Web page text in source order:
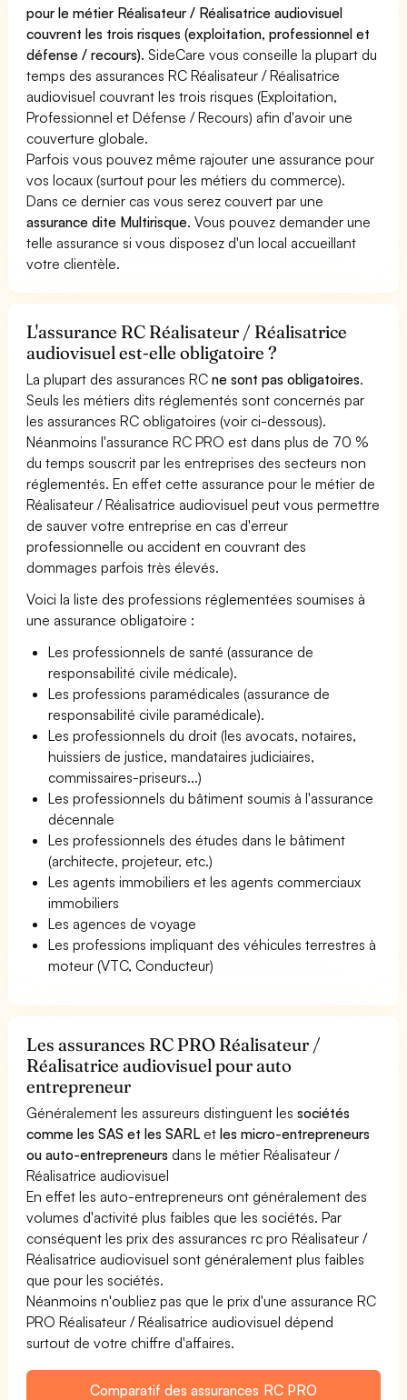
pour le métier Réalisateur / Réalisatrice audiovisuel
couvrent les trois risques (exploitation, professionnel et
défense / recours). SideCare vous conseille la plupart du
temps des assurances RC Réalisateur / Réalisatrice
audiovisuel couvrant les trois risques (Exploitation,
Professionnel et Défense / Recours) afin d'avoir une
couverture globale.
Parfois vous pouvez même rajouter une assurance pour
vos locaux (surtout pour les métiers du commerce).
Dans ce dernier cas vous serez couvert par une
assurance dite Multirisque. Vous pouvez demander une
telle assurance si vous disposez d'un local accueillant
votre clientèle.
L'assurance RC Réalisateur / Réalisatrice
audiovisuel est-elle obligatoire ?
La plupart des assurances RCne sont pas obligatoires.
Seuls les métiers dits réglementés sont concernés par
les assurances RC obligatoires (voir ci-dessous).
Néanmoins l'assurance RC PRO est dans plus de 70 %
du temps souscrit par les entreprises des secteurs non
réglementés. En effet cette assurance pour le métier de
Réalisateur / Réalisatrice audiovisuel peut vous permettre
de sauver votre entreprise en cas d'erreur
professionnelle ou accident en couvrant des
dommages parfois très élevés.
Voici la liste des professions réglementées soumises à
une assurance obligatoire :
Les professionnels de santé (assurance de
responsabilité civile médicale).
Les professions paramédicales (assurance de
responsabilité civile paramédicale).
Les professionnels du droit (les avocats, notaires,
huissiers de justice, mandataires judiciaires,
commissaires-priseurs...)
Les professionnels du bâtiment soumis à l'assurance
décennale
Les professionnels des études dans le bâtiment
(architecte, projeteur, etc.)
Les agents immobiliers et les agents commerciaux
immobiliers
Les agences de voyage
Les professions impliquant des véhicules terrestres à
moteur (VTC, Conducteur)
Les assurances RC PRO Réalisateur /
Réalisatrice audiovisuel pour auto
entrepreneur
Généralement les assureurs distinguent lessociétés
comme les SAS et les SARL etles micro-entrepreneurs
ou auto-entrepreneurs dans le métier Réalisateur /
Réalisatrice audiovisuel
En effet les auto-entrepreneurs ont généralement des
volumes d'activité plus faibles que les sociétés. Par
conséquent les prix des assurances rc pro Réalisateur /
Réalisatrice audiovisuel sont généralement plus faibles
que pour les sociétés.
Néanmoins n'oubliez pas que le prix d'une assurance RC
PRO Réalisateur / Réalisatrice audiovisuel dépend
surtout de votre chiffre d'affaires.
Comparatif des assurances RC PRO